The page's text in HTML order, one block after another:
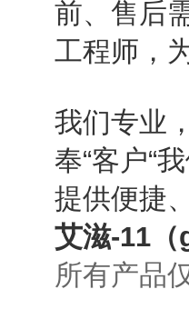
前、售后
工程师，
我们专业
奉“客户“
提供便捷
艾滋-11（
所有产品